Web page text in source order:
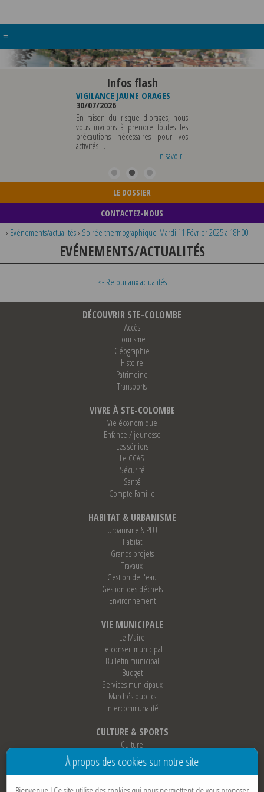
≡
Infos flash
VIGILANCE JAUNE ORAGES
30/07/2026
En raison du risque d'orages, nous
vous invitons à prendre toutes les
précautions nécessaires pour vos
activités ...
En savoir +
LE DOSSIER
CONTACTEZ-NOUS
› Evénements/actualités› Soirée thermographique-Mardi 11 Février 2025 à 18h00
EVÉNEMENTS/ACTUALITÉS
<- Retour aux actualités
DÉCOUVRIR STE-COLOMBE
Accès
Tourisme
Géographie
Histoire
Patrimoine
Transports
VIVRE À STE-COLOMBE
Vie économique
Enfance / jeunesse
Les séniors
Le CCAS
Sécurité
Santé
Compte Famille
HABITAT & URBANISME
Urbanisme & PLU
Habitat
Grands projets
Travaux
Gestion de l'eau
Gestion des déchets
Environnement
VIE MUNICIPALE
Le Maire
Le conseil municipal
Bulletin municipal
Budget
Services municipaux
Marchés publics
Intercommunalité
CULTURE & SPORTS
Culture
Sports
Loisirs
Associations
À propos des cookies sur notre site